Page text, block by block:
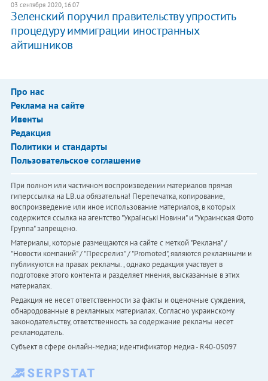
03 сентября 2020, 16:07
Зеленский поручил правительству упростить
процедуру иммиграции иностранных
айтишников
Про нас
Реклама на сайте
Ивенты
Редакция
Политики и стандарты
Пользовательское соглашение
При полном или частичном воспроизведении материалов прямая
гиперссылка на LB.ua обязательна! Перепечатка, копирование,
воспроизведение или иное использование материалов, в которых
содержится ссылка на агентство "Українськi Новини" и "Украинская Фото
Группа" запрещено.
Материалы, которые размещаются на сайте с меткой "Реклама" /
"Новости компаний" / "Пресрелиз" / "Promoted", являются рекламными и
публикуются на правах рекламы. , однако редакция участвует в
подготовке этого контента и разделяет мнения, высказанные в этих
материалах.
Редакция не несет ответственности за факты и оценочные суждения,
обнародованные в рекламных материалах. Согласно украинскому
законодательству, ответственность за содержание рекламы несет
рекламодатель.
Субъект в сфере онлайн-медиа; идентификатор медиа - R40-05097